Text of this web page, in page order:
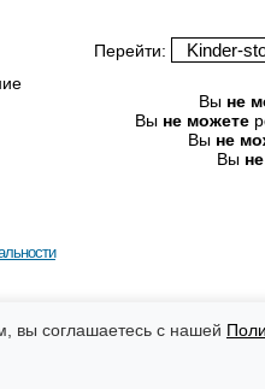
Перейти:
Вы не
Вы не можете
Вы не
Вы
рекламных материалов
здоровья, необходимо
вы соглашаетесь с нашей